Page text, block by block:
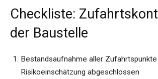
Checkliste:
der Baustelle
Bestandsaufnahme aller Zufahrtspunkte
Risikoeinschätzung abgeschlossen